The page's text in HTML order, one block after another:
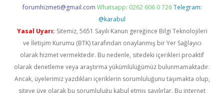
forumhizmeti@gmail.com Whatsapp: 0262 606 0 726 Telegram:
@karabul
Yasal Uyarı: Sitemiz, 5651 Sayılı Kanun gereğince Bilgi Teknolojileri
ve İletişim Kurumu (BTK) tarafından onaylanmış bir Yer Sağlayıcı
olarak hizmet vermektedir. Bu nedenle, sitedeki içerikleri proaktif
olarak denetleme veya araştırma yükümlülüğümüz bulunmamaktadır.
Ancak, üyelerimiz yazdıkları içeriklerin sorumluluğunu taşımakta olup,
siteye üye olarak bu sorumluluğu kabul etmiş sayılırlar. Bu internet